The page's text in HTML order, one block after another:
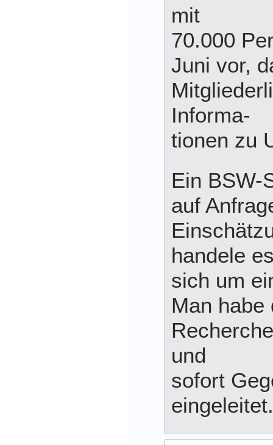
mit
70.000
Juni vor,
Informa-
tionen zu
Ein BSW-
auf
handele
sich um
Man habe
und
sofort
eingeleitet.